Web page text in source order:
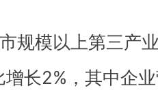
规模以上第三产
长2%，其中企